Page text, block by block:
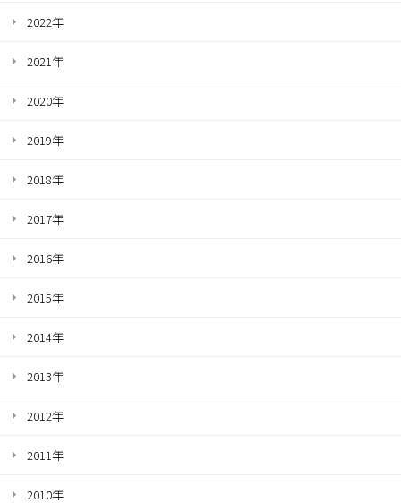
2022年
2021年
2020年
2019年
2018年
2017年
2016年
2015年
2014年
2013年
2012年
2011年
2010年